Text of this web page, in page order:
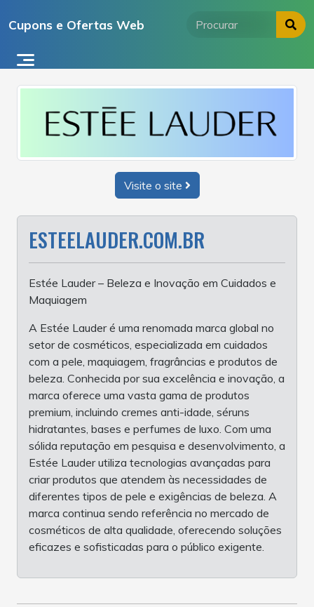
para
conteúdo
Cupons e Ofertas Web
Visite o site
ESTEELAUDER.COM.BR
Estée Lauder – Beleza e Inovação em Cuidados e
Maquiagem
A Estée Lauder é uma renomada marca global no
setor de cosméticos, especializada em cuidados
com a pele, maquiagem, fragrâncias e produtos de
beleza. Conhecida por sua excelência e inovação, a
marca oferece uma vasta gama de produtos
premium, incluindo cremes anti-idade, séruns
hidratantes, bases e perfumes de luxo. Com uma
sólida reputação em pesquisa e desenvolvimento, a
Estée Lauder utiliza tecnologias avançadas para
criar produtos que atendem às necessidades de
diferentes tipos de pele e exigências de beleza. A
marca continua sendo referência no mercado de
cosméticos de alta qualidade, oferecendo soluções
eficazes e sofisticadas para o público exigente.